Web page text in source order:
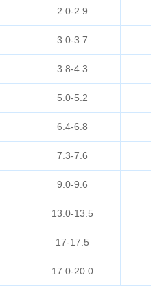
2.0-2.9
3.0-3.7
3.8-4.3
5.0-5.2
6.4-6.8
7.3-7.6
9.0-9.6
13.0-13.5
17-17.5
17.0-20.0